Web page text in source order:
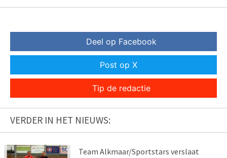
Deel op Facebook
Post op X
Tip de redactie
VERDER IN HET NIEUWS:
Team Alkmaar/Sportstars verslaat